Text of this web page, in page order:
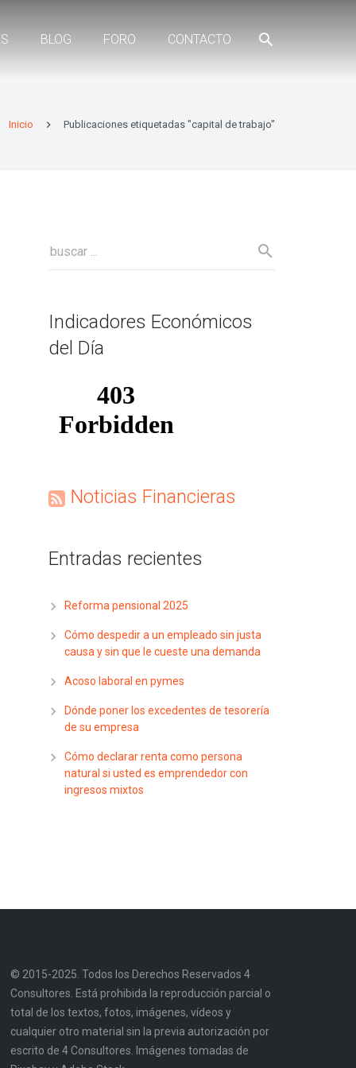
BLOG FORO CONTACTO
Inicio Publicaciones etiquetadas "capital de trabajo"
Indicadores Económicos
del Día
Noticias Financieras
Entradas recientes
Reforma pensional 2025
Cómo despedir a un empleado sin justa
causa y sin que le cueste una demanda
Acoso laboral en pymes
Dónde poner los excedentes de tesorería
de su empresa
Cómo declarar renta como persona
natural si usted es emprendedor con
ingresos mixtos
© 2015-2025. Todos los Derechos Reservados 4
Consultores. Está prohibida la reproducción parcial o
total de los textos, fotos, imágenes, vídeos y
cualquier otro material sin la previa autorización por
escrito de 4 Consultores. Imágenes tomadas de